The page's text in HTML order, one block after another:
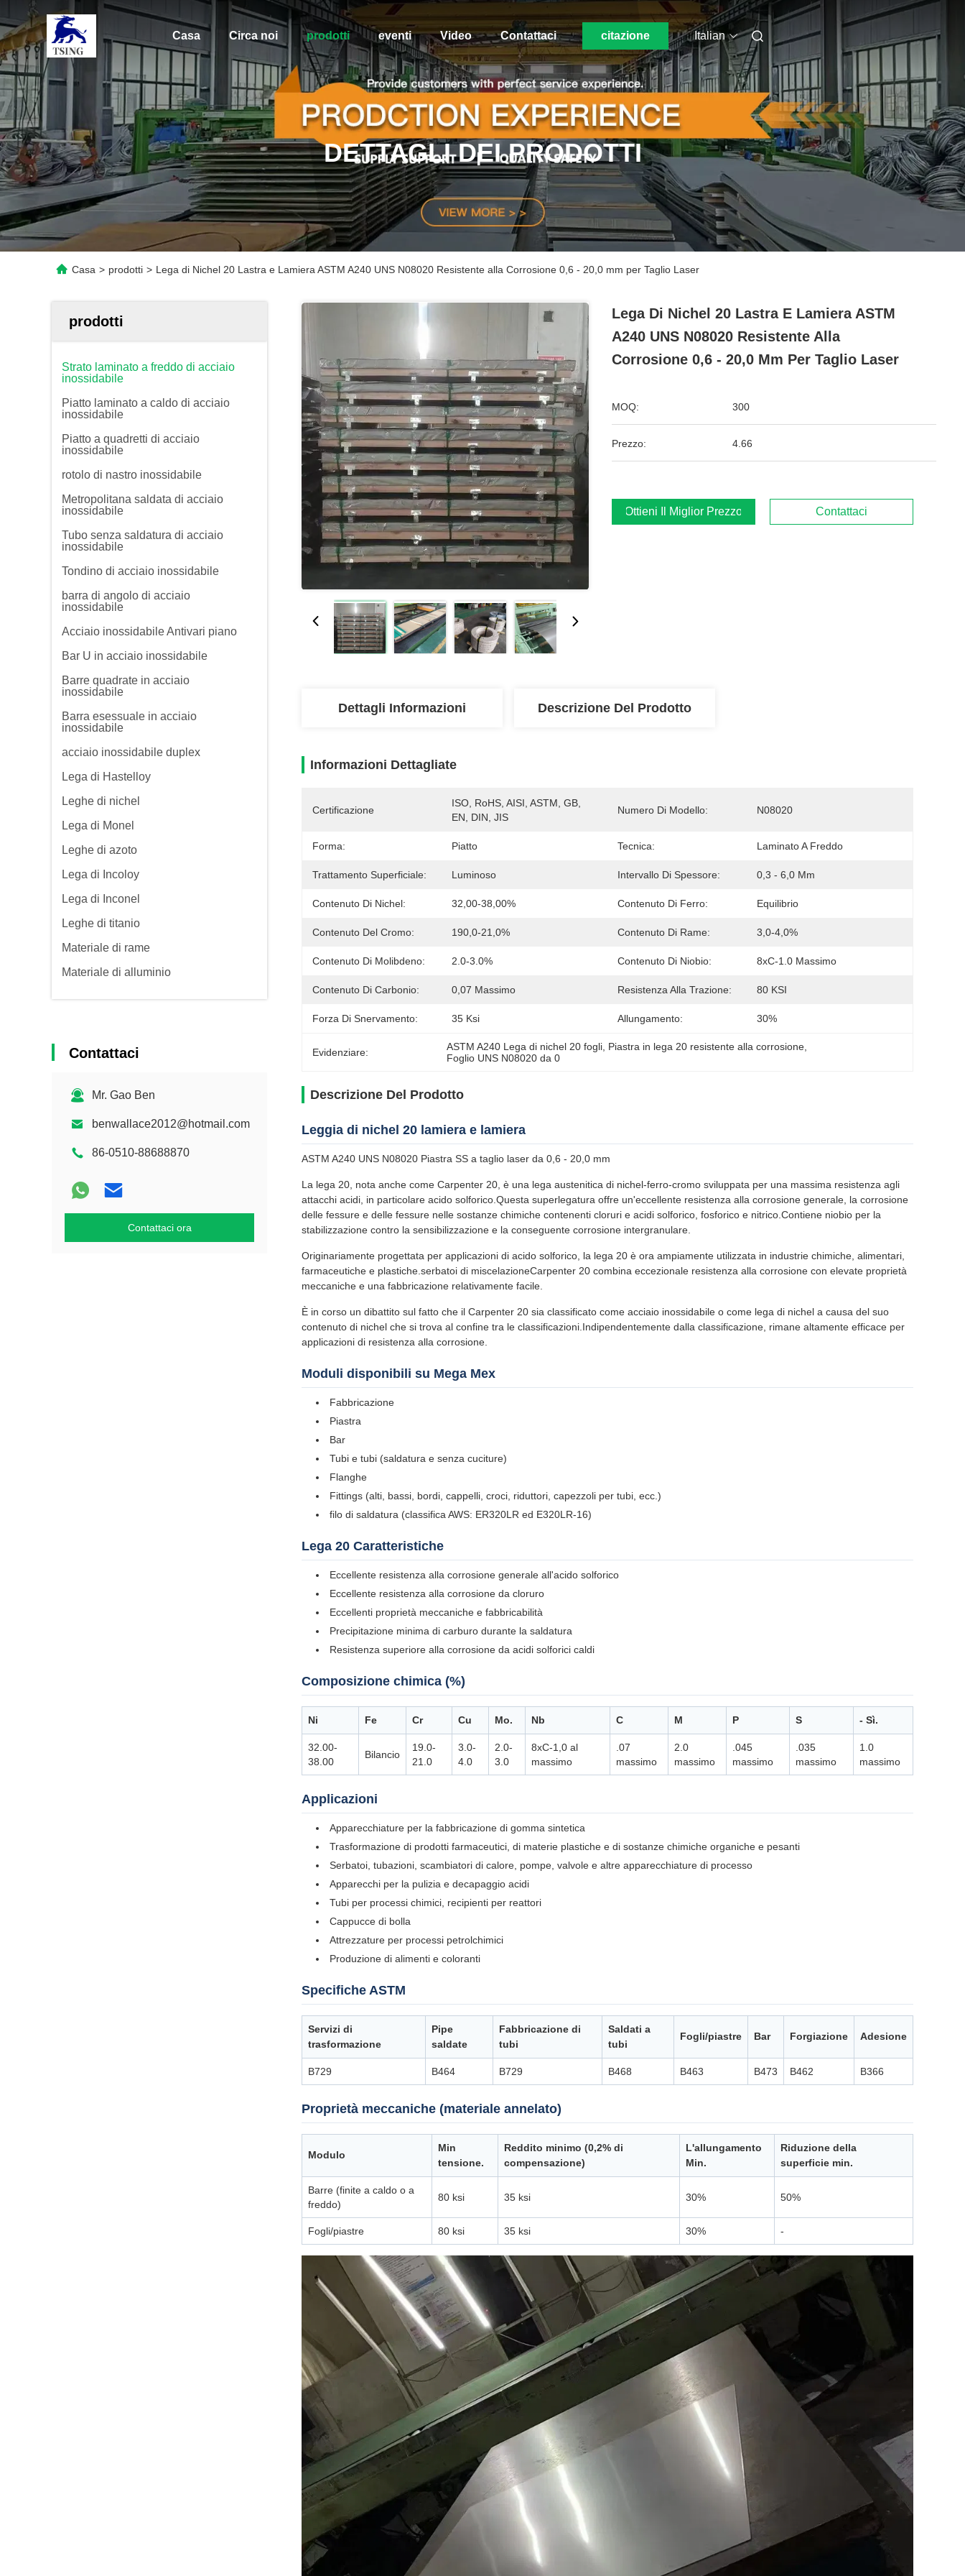
Casa Circa noi prodotti eventi Video Contattaci citazione Italian
DETTAGLI DEI PRODOTTI
Casa > prodotti > Lega di Nichel 20 Lastra e Lamiera ASTM A240 UNS N08020 Resistente alla Corrosione 0,6 - 20,0 mm per Taglio Laser
prodotti
Strato laminato a freddo di acciaio
inossidabile
Piatto laminato a caldo di acciaio
inossidabile
Piatto a quadretti di acciaio
inossidabile
rotolo di nastro inossidabile
Metropolitana saldata di acciaio
inossidabile
Tubo senza saldatura di acciaio
inossidabile
Tondino di acciaio inossidabile
barra di angolo di acciaio
inossidabile
Acciaio inossidabile Antivari piano
Bar U in acciaio inossidabile
Barre quadrate in acciaio
inossidabile
Barra esessuale in acciaio
inossidabile
acciaio inossidabile duplex
Lega di Hastelloy
Leghe di nichel
Lega di Monel
Leghe di azoto
Lega di Incoloy
Lega di Inconel
Leghe di titanio
Materiale di rame
Materiale di alluminio
Contattaci
Mr. Gao Ben
benwallace2012@hotmail.com
86-0510-88688870
Contattaci ora
Lega Di Nichel 20 Lastra E Lamiera ASTM
A240 UNS N08020 Resistente Alla
Corrosione 0,6 - 20,0 Mm Per Taglio Laser
MOQ: 300
Prezzo: 4.66
Ottieni Il Miglior Prezzo Contattaci
Dettagli Informazioni Descrizione Del Prodotto
Informazioni Dettagliate
Certificazione
ISO, RoHS, AISI, ASTM, GB,
EN, DIN, JIS
Numero Di Modello: N08020
Forma: Piatto Tecnica: Laminato A Freddo
Trattamento Superficiale: Luminoso Intervallo Di Spessore: 0,3 - 6,0 Mm
Contenuto Di Nichel: 32,00-38,00% Contenuto Di Ferro: Equilibrio
Contenuto Del Cromo: 190,0-21,0% Contenuto Di Rame: 3,0-4,0%
Contenuto Di Molibdeno: 2.0-3.0% Contenuto Di Niobio: 8xC-1.0 Massimo
Contenuto Di Carbonio: 0,07 Massimo Resistenza Alla Trazione: 80 KSI
Forza Di Snervamento: 35 Ksi Allungamento: 30%
Evidenziare: ASTM A240 Lega di nichel 20 fogli Piastra in lega 20 resistente alla corrosione
Foglio UNS N08020 da 0
Descrizione Del Prodotto
Leggia di nichel 20 lamiera e lamiera
ASTM A240 UNS N08020 Piastra SS a taglio laser da 0,6 - 20,0 mm
La lega 20, nota anche come Carpenter 20, è una lega austenitica di nichel-ferro-cromo sviluppata per una massima resistenza agli
attacchi acidi, in particolare acido solforico.Questa superlegatura offre un'eccellente resistenza alla corrosione generale, la corrosione
delle fessure e delle fessure nelle sostanze chimiche contenenti cloruri e acidi solforico, fosforico e nitrico.Contiene niobio per la
stabilizzazione contro la sensibilizzazione e la conseguente corrosione intergranulare.
Originariamente progettata per applicazioni di acido solforico, la lega 20 è ora ampiamente utilizzata in industrie chimiche, alimentari,
farmaceutiche e plastiche.serbatoi di miscelazioneCarpenter 20 combina eccezionale resistenza alla corrosione con elevate proprietà
meccaniche e una fabbricazione relativamente facile.
È in corso un dibattito sul fatto che il Carpenter 20 sia classificato come acciaio inossidabile o come lega di nichel a causa del suo
contenuto di nichel che si trova al confine tra le classificazioni.Indipendentemente dalla classificazione, rimane altamente efficace per
applicazioni di resistenza alla corrosione.
Moduli disponibili su Mega Mex
Fabbricazione
Piastra
Bar
Tubi e tubi (saldatura e senza cuciture)
Flanghe
Fittings (alti, bassi, bordi, cappelli, croci, riduttori, capezzoli per tubi, ecc.)
filo di saldatura (classifica AWS: ER320LR ed E320LR-16)
Lega 20 Caratteristiche
Eccellente resistenza alla corrosione generale all'acido solforico
Eccellente resistenza alla corrosione da cloruro
Eccellenti proprietà meccaniche e fabbricabilità
Precipitazione minima di carburo durante la saldatura
Resistenza superiore alla corrosione da acidi solforici caldi
Composizione chimica (%)
Ni Fe Cr Cu Mo. Nb C M P S - Sì.
32.00-
38.00
Bilancio
19.0-
21.0
3.0-
4.0
2.0-
3.0
8xC-1,0 al
massimo
.07
massimo
2.0
massimo
.045
massimo
.035
massimo
1.0
massimo
Applicazioni
Apparecchiature per la fabbricazione di gomma sintetica
Trasformazione di prodotti farmaceutici, di materie plastiche e di sostanze chimiche organiche e pesanti
Serbatoi, tubazioni, scambiatori di calore, pompe, valvole e altre apparecchiature di processo
Apparecchi per la pulizia e decapaggio acidi
Tubi per processi chimici, recipienti per reattori
Cappucce di bolla
Attrezzature per processi petrolchimici
Produzione di alimenti e coloranti
Specifiche ASTM
Servizi di
trasformazione
Pipe
saldate
Fabbricazione di
tubi
Saldati a
tubi
Fogli/piastre Bar Forgiazione Adesione
B729 B464 B729 B468 B463 B473 B462 B366
Proprietà meccaniche (materiale annelato)
Modulo
Min
tensione.
Reddito minimo (0,2% di
compensazione)
L'allungamento
Min.
Riduzione della
superficie min.
Barre (finite a caldo o a
freddo)
80 ksi 35 ksi 30% 50%
Fogli/piastre 80 ksi 35 ksi 30% -